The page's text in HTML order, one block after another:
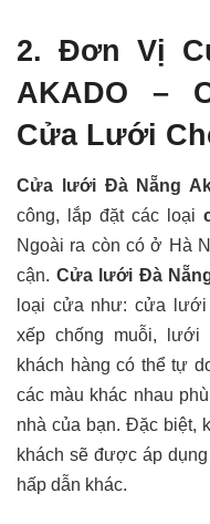
2. Đơn Vị
AKADO –
Cửa Lưới
Cửa lưới Đà Nẵng
công, lắp đặt các loại
Ngoài ra còn có ở Hà
cận. Cửa lưới Đà
loại cửa như: cửa
xếp chống muỗi,
khách hàng có thể tự
các màu khác nhau
nhà của bạn. Đặc biệt,
khách sẽ được áp
hấp dẫn khác.